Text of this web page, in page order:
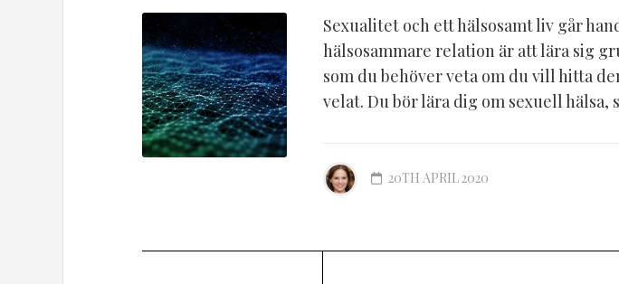
Sexualitet och ett hälsosamt liv går
hälsosammare relation är att lära sig
som du behöver veta om du vill hitta
velat. Du bör lära dig om sexuell hälsa,
20TH APRIL 2020